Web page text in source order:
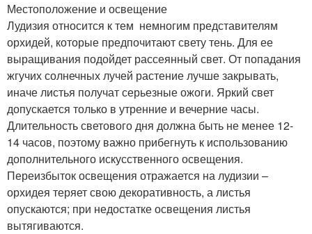
Местоположение и освещение
Лудизия относится к тем немногим представителям
орхидей, которые предпочитают свету тень. Для ее
выращивания подойдет рассеянный свет. От попадания
жгучих солнечных лучей растение лучше закрывать,
иначе листья получат серьезные ожоги. Яркий свет
допускается только в утренние и вечерние часы.
Длительность светового дня должна быть не менее 12-
14 часов, поэтому важно прибегнуть к использованию
дополнительного искусственного освещения.
Переизбыток освещения отражается на лудизии –
орхидея теряет свою декоративность, а листья
опускаются; при недостатке освещения листья
вытягиваются.